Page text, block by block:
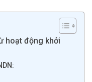
hoạt động khởi